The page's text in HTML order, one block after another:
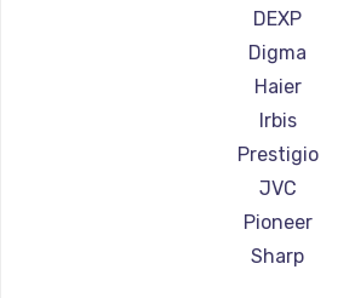
Ремонт телевизоров
Ремонт телевизоров
Ремонт телевизоров
Ремонт телевизоров
Ремонт телевизоров
Ремонт телевизоров
Ремонт телевизоров
Ремонт телевизоров
DEXP
Digma
Haier
Irbis
Prestigio
JVC
Pioneer
Sharp